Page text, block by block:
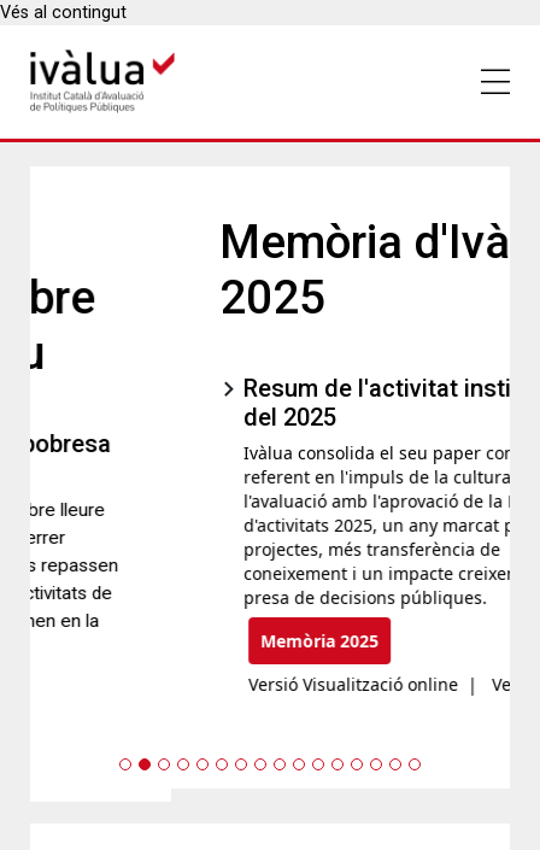
Vés al contingut
Memòria d'Ivàlua
2025
Resum de l'activitat institucional
Ivàlua consolida el seu paper com a
referent en l'impuls de la cultura de
l'avaluació amb l'aprovació de la Memòria
d'activitats 2025, un any marcat per 52
projectes, més transferència de
coneixement i un impacte creixent en la
presa de decisions públiques.
Versió Visualització online|Versió pdf